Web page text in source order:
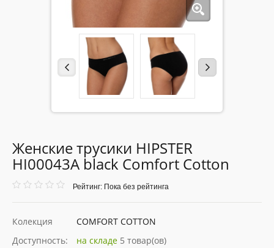
Женские трусики HIPSTER
HI00043A black Comfort Cotton
Рейтинг: Пока без рейтинга
Колекция
COMFORT COTTON
Доступность:
на складе 5 товар(ов)